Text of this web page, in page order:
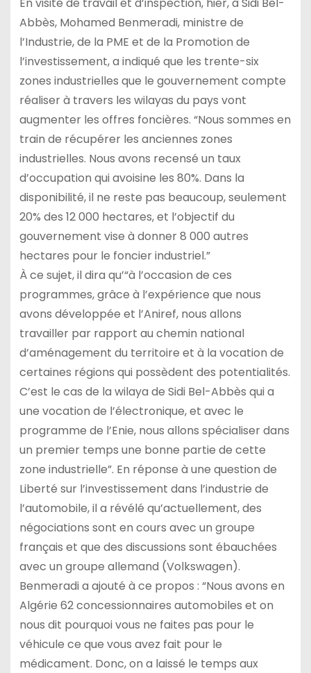
En visite de travail et d’inspection, hier, à Sidi Bel-
Abbès, Mohamed Benmeradi, ministre de
l’Industrie, de la PME et de la Promotion de
l’investissement, a indiqué que les trente-six
zones industrielles que le gouvernement compte
réaliser à travers les wilayas du pays vont
augmenter les offres foncières. “Nous sommes en
train de récupérer les anciennes zones
industrielles. Nous avons recensé un taux
d’occupation qui avoisine les 80%. Dans la
disponibilité, il ne reste pas beaucoup, seulement
20% des 12 000 hectares, et l’objectif du
gouvernement vise à donner 8 000 autres
hectares pour le foncier industriel.”
À ce sujet, il dira qu’“à l’occasion de ces
programmes, grâce à l’expérience que nous
avons développée et l’Aniref, nous allons
travailler par rapport au chemin national
d’aménagement du territoire et à la vocation de
certaines régions qui possèdent des potentialités.
C’est le cas de la wilaya de Sidi Bel-Abbès qui a
une vocation de l’électronique, et avec le
programme de l’Enie, nous allons spécialiser dans
un premier temps une bonne partie de cette
zone industrielle”. En réponse à une question de
Liberté sur l’investissement dans l’industrie de
l’automobile, il a révélé qu’actuellement, des
négociations sont en cours avec un groupe
français et que des discussions sont ébauchées
avec un groupe allemand (Volkswagen).
Benmeradi a ajouté à ce propos : “Nous avons en
Algérie 62 concessionnaires automobiles et on
nous dit pourquoi vous ne faites pas pour le
véhicule ce que vous avez fait pour le
médicament. Donc, on a laissé le temps aux